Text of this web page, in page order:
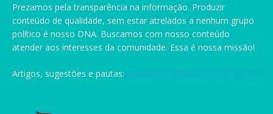
Prezamos pela transparência na informação. Produzir
conteúdo de qualidade, sem estar atrelados a nenhum grupo
político é nosso DNA. Buscamos com nosso conteúdo
atender aos interesses da comunidade. Essa é nossa missão!
Artigos, sugestões e pautas: pauta@portaldascataratas.com.br